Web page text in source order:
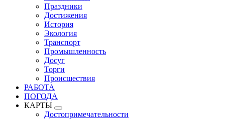
Праздники
Достижения
История
Экология
Транспорт
Промышленность
Досуг
Торги
Происшествия
РАБОТА
ПОГОДА
КАРТЫ
Достопримечательности